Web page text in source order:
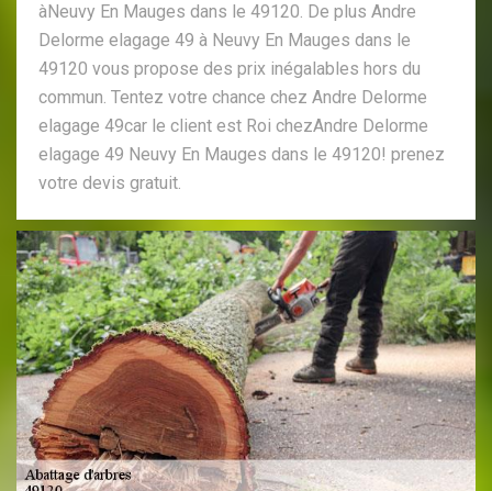
àNeuvy En Mauges dans le 49120. De plus Andre
Delorme elagage 49 à Neuvy En Mauges dans le
49120 vous propose des prix inégalables hors du
commun. Tentez votre chance chez Andre Delorme
elagage 49car le client est Roi chezAndre Delorme
elagage 49 Neuvy En Mauges dans le 49120! prenez
votre devis gratuit.